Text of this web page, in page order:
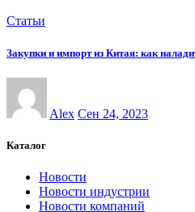
Статьи
Закупки и импорт из Китая: как
Alex Сен 24, 2023
Каталог
Новости
Новости индустрии
Новости компаний